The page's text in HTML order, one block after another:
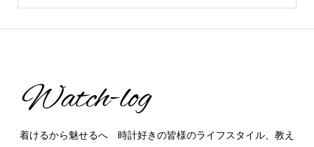
着けるから魅せるへ 時計好きの皆様のライフスタイル、教え